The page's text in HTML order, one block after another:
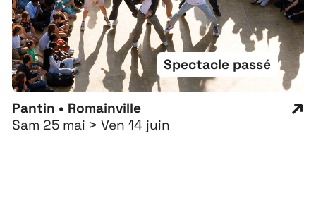
Pantin • Romainville
Sam 25 mai > Ven 14 juin
Spectacle passé